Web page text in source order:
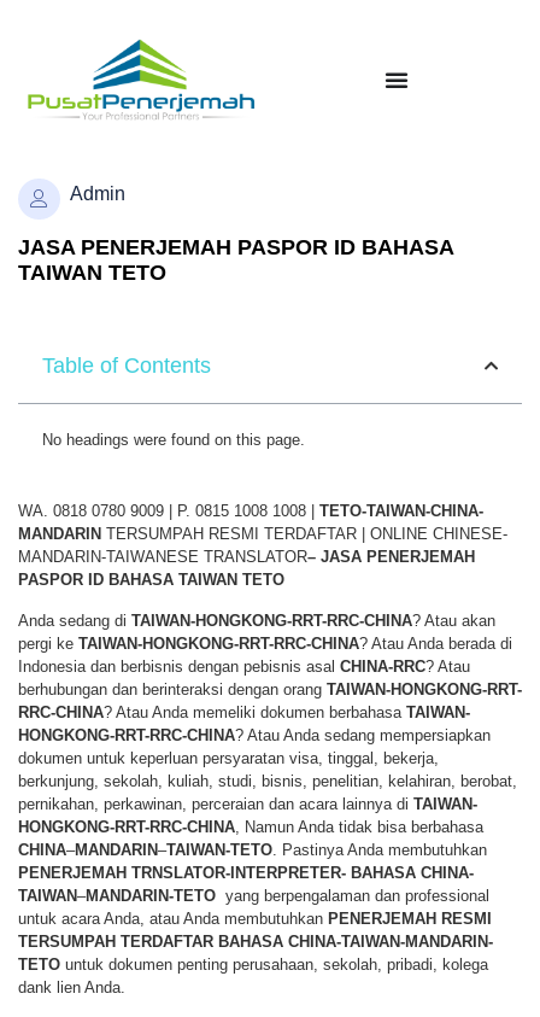
Admin
JASA PENERJEMAH PASPOR ID BAHASA
TAIWAN TETO
Table of Contents
No headings were found on this page.
WA. 0818 0780 9009 | P. 0815 1008 1008 | TETO-TAIWAN-CHINA-
MANDARIN TERSUMPAH RESMI TERDAFTAR | ONLINE CHINESE-
MANDARIN-TAIWANESE TRANSLATOR– JASA PENERJEMAH
PASPOR ID BAHASA TAIWAN TETO
Anda sedang di TAIWAN-HONGKONG-RRT-RRC-CHINA? Atau akan
pergi ke TAIWAN-HONGKONG-RRT-RRC-CHINA? Atau Anda berada di
Indonesia dan berbisnis dengan pebisnis asal CHINA-RRC? Atau
berhubungan dan berinteraksi dengan orang TAIWAN-HONGKONG-RRT-
RRC-CHINA? Atau Anda memeliki dokumen berbahasa TAIWAN-
HONGKONG-RRT-RRC-CHINA? Atau Anda sedang mempersiapkan
dokumen untuk keperluan persyaratan visa, tinggal, bekerja,
berkunjung, sekolah, kuliah, studi, bisnis, penelitian, kelahiran, berobat,
pernikahan, perkawinan, perceraian dan acara lainnya di TAIWAN-
HONGKONG-RRT-RRC-CHINA , Namun Anda tidak bisa berbahasa
CHINA–MANDARIN–TAIWAN-TETO . Pastinya Anda membutuhkan
PENERJEMAH TRNSLATOR-INTERPRETER- BAHASA CHINA-
TAIWAN–MANDARIN-TETO yang berpengalaman dan professional
untuk acara Anda, atau Anda membutuhkan PENERJEMAH RESMI
TERSUMPAH TERDAFTAR BAHASA CHINA-TAIWAN-MANDARIN-
TETO untuk dokumen penting perusahaan, sekolah, pribadi, kolega
dank lien Anda.